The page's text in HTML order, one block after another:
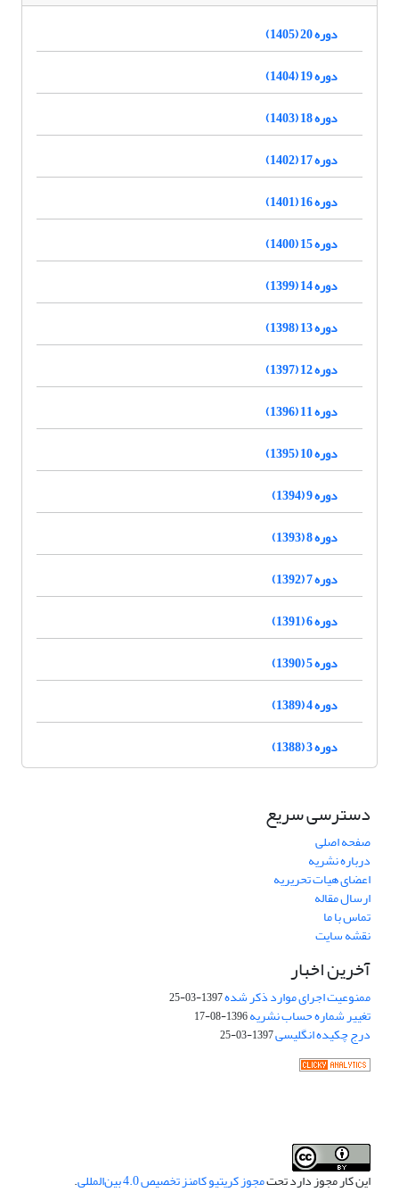
دوره 20 (1405)
دوره 19 (1404)
دوره 18 (1403)
دوره 17 (1402)
دوره 16 (1401)
دوره 15 (1400)
دوره 14 (1399)
دوره 13 (1398)
دوره 12 (1397)
دوره 11 (1396)
دوره 10 (1395)
دوره 9 (1394)
دوره 8 (1393)
دوره 7 (1392)
دوره 6 (1391)
دوره 5 (1390)
دوره 4 (1389)
دوره 3 (1388)
دسترسی سریع
صفحه اصلی
درباره نشریه
اعضای هیات تحریریه
ارسال مقاله
تماس با ما
نقشه سایت
آخرین اخبار
ممنوعیت اجرای موارد ذکر شده1397-03-25
تغییر شماره حساب نشریه1396-08-17
درج چکیده انگلیسی1397-03-25
این کار مجوز دارد تحتمجوز کریتیو کامنز تخصیص 4.0 بین‌المللی .